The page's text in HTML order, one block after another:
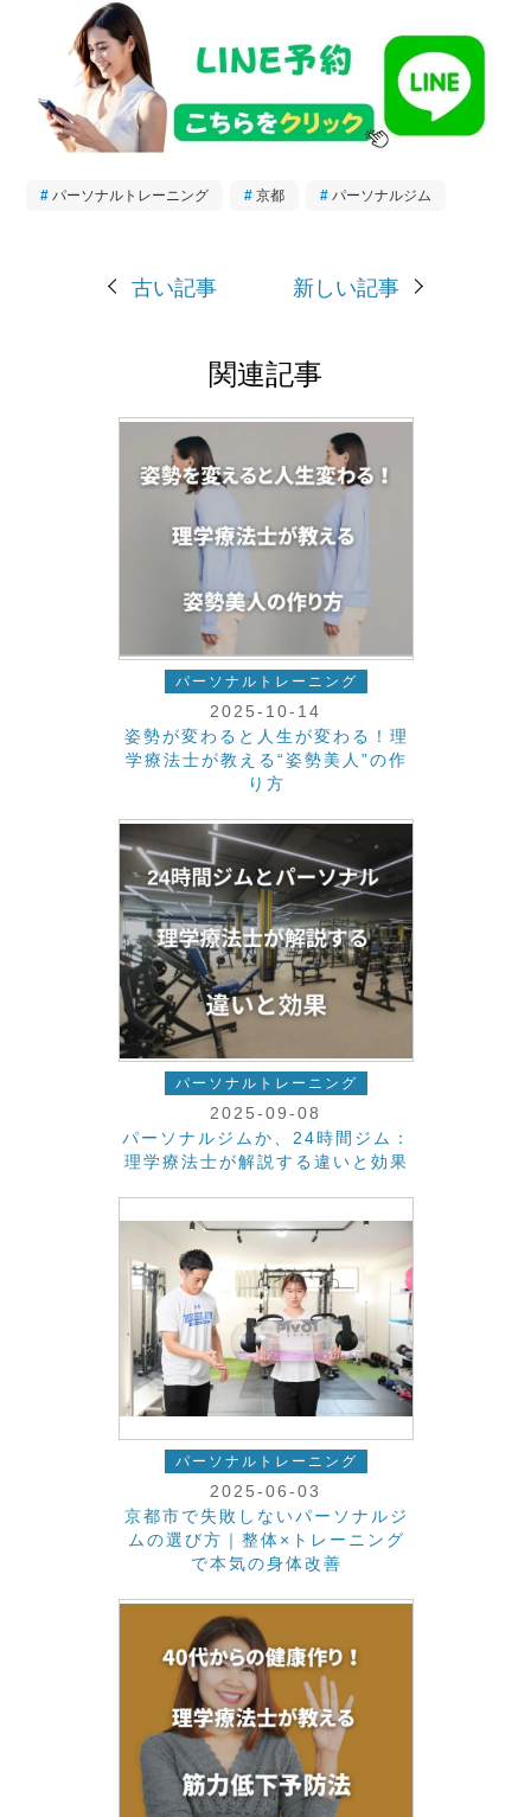
パーソナルトレーニング 京都 パーソナルジム
古い記事 新しい記事
関連記事
パーソナルトレーニング
2025-10-14
姿勢が変わると人生が変わる！理
学療法士が教える“姿勢美人”の作
り方
パーソナルトレーニング
2025-09-08
パーソナルジムか、24時間ジム：
理学療法士が解説する違いと効果
パーソナルトレーニング
2025-06-03
京都市で失敗しないパーソナルジ
ムの選び方｜整体×トレーニング
で本気の身体改善